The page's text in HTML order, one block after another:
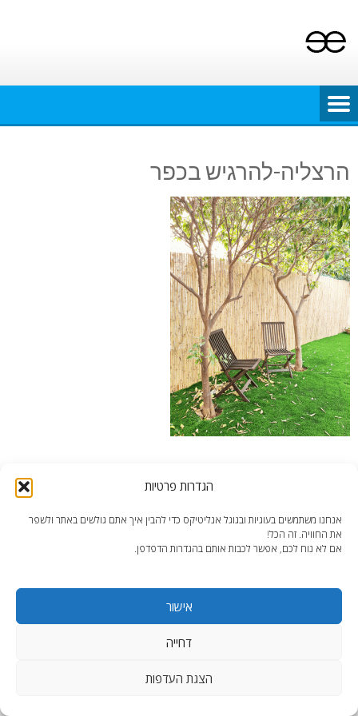
הגדרות פרטיות
אנחנו משתמשים בעוגיות ובגוגל אנליטיקס כדי להבין איך אתם גולשים באתר ולשפר
את החוויה. זה הכל!
אם לא נוח לכם, אפשר לכבות אותם בהגדרות הדפדפן.
אישור
דחייה
הצגת העדפות
content
הרצליה-להרגיש בכפר
WordPress Theme: AccessPress Lite